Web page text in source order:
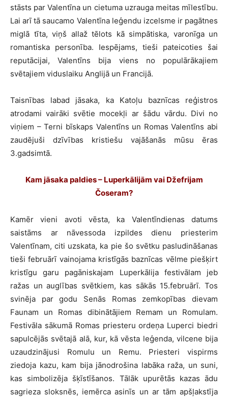
stāsts par Valentīna un cietuma uzrauga meitas mīlestību.
Lai arī tā saucamo Valentīna leģendu izcelsme ir pagātnes
miglā tīta, viņš allaž tēlots kā simpātiska, varonīga un
romantiska personība. Iespējams, tieši pateicoties šai
reputācijai, Valentīns bija viens no populārākajiem
svētajiem viduslaiku Anglijā un Francijā.
Taisnības labad jāsaka, ka Katoļu baznīcas reģistros
atrodami vairāki svētie mocekļi ar šādu vārdu. Divi no
viņiem – Terni bīskaps Valentīns un Romas Valentīns abi
zaudējuši dzīvības kristiešu vajāšanās mūsu ēras
3.gadsimtā.
Kam jāsaka paldies – Luperkālijām vai Džefrijam
Čoseram?
Kamēr vieni avoti vēsta, ka Valentīndienas datums
saistāms ar nāvessoda izpildes dienu priesterim
Valentīnam, citi uzskata, ka pie šo svētku pasludināšanas
tieši februārī vainojama kristīgās baznīcas vēlme piešķirt
kristīgu garu pagāniskajam Luperkālija festivālam jeb
ražas un auglības svētkiem, kas sākās 15.februārī. Tos
svinēja par godu Senās Romas zemkopības dievam
Faunam un Romas dibinātājiem Remam un Romulam.
Festivāla sākumā Romas priesteru ordeņa Luperci biedri
sapulcējās svētajā alā, kur, kā vēsta leģenda, vilcene bija
uzaudzinājusi Romulu un Remu. Priesteri vispirms
ziedoja kazu, kam bija jānodrošina labāka raža, un suni,
kas simbolizēja šķīstīšanos. Tālāk upurētās kazas ādu
sagrieza sloksnēs, iemērca asinīs un ar tām apšļakstīja